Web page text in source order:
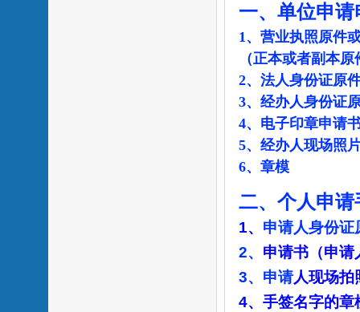
一、单位申
1、营业执照原件
（正本或者副本原
2、法人身份证原
3、经办人身份证
4、电子印章申请
5、经办人现场照
6、章模
二、个人申
1、 申请人身份证
2、 申请书（申请
3、申请人现场拍
4、 手签名字的章